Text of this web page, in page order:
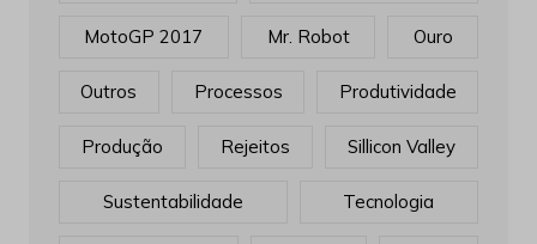
MotoGP 2017 Mr. Robot Ouro
Outros Processos Produtividade
Produção Rejeitos Sillicon Valley
Sustentabilidade Tecnologia